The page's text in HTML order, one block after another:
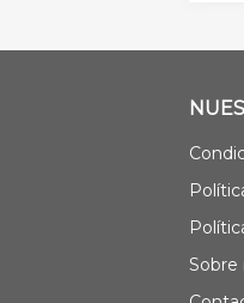
Sobre